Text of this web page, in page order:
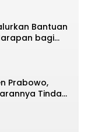
Bantuan
bagi
Prabowo,
Tindak